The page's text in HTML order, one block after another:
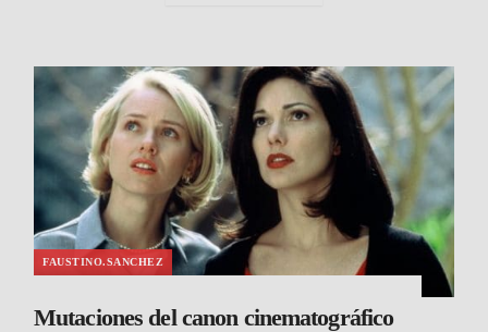
FAUSTINO.SANCHEZ
Mutaciones del canon cinematográfico